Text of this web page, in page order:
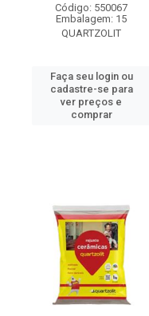
Código: 550067
Embalagem: 15
QUARTZOLIT
Faça seu login ou
cadastre-se para
ver preços e
comprar